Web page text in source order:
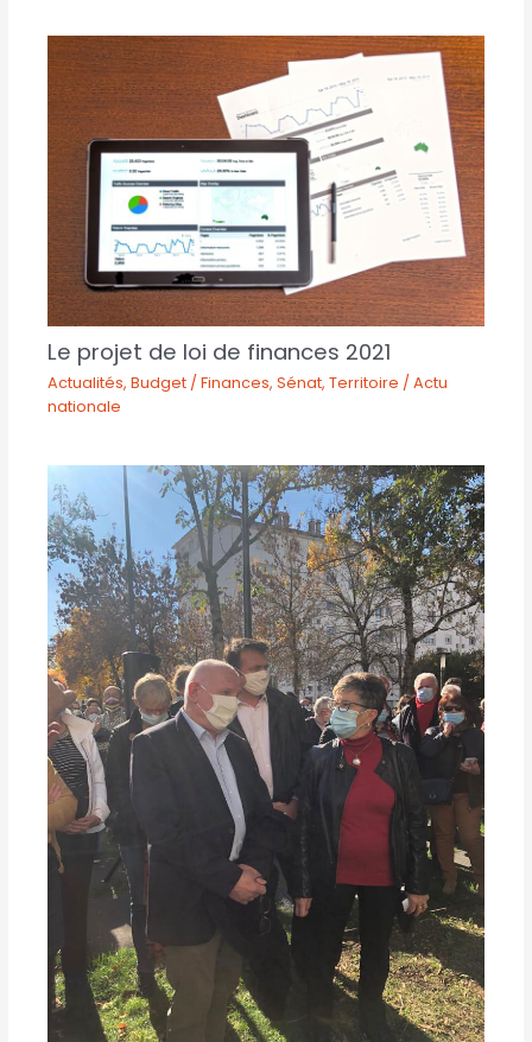
Le projet de loi de finances 2021
Actualités,Budget / Finances,Sénat,Territoire / Actu
nationale